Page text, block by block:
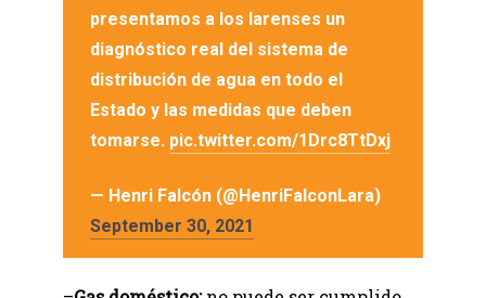
presentamos a los larenses un
diagnóstico real del sistema de
distribución de agua en todo el
Estado y las medidas que deben
tomarse. pic.twitter.com/1Drc8TtDxj
— Henri Falcón (@HenriFalconLara)
September 30, 2021